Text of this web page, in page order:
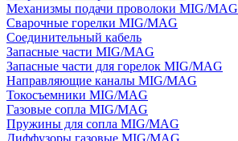
Механизмы подачи проволоки MIG/MAG
Сварочные горелки MIG/MAG
Соединительный кабель
Запасные части MIG/MAG
Запасные части для горелок MIG/MAG
Направляющие каналы MIG/MAG
Токосъемники MIG/MAG
Газовые сопла MIG/MAG
Пружины для сопла MIG/MAG
Диффузоры газовые MIG/MAG